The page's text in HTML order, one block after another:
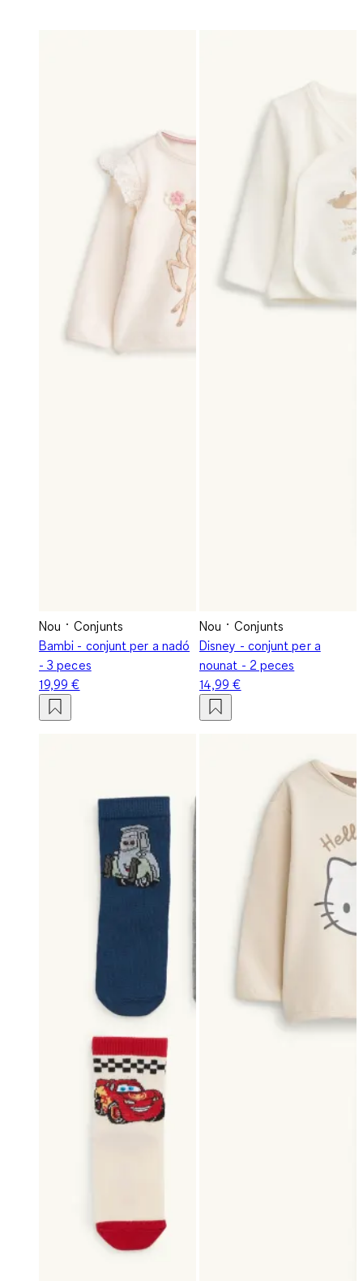
Nou
Conjunts
Bambi - conjunt per a nadó
- 3 peces
19,99 €
Nou
Conjunts
Disney - conjunt per a
nounat - 2 peces
14,99 €